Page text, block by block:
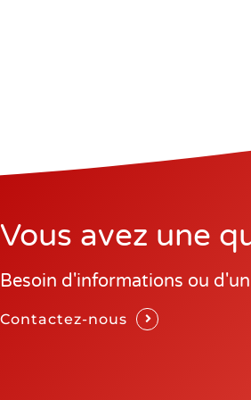
Vous avez une
Besoin d'informations ou
Contactez-nous